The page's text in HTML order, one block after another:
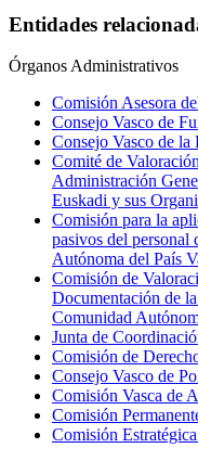
Entidades
Órganos Administrativos
Comisión Asesora
Consejo Vasco de
Consejo Vasco de la
Comité de
Administración
Euskadi y sus
Comisión para la
pasivos del personal
Autónoma del País
Comisión de
Documentación de
Comunidad
Junta de
Comisión de
Consejo Vasco de
Comisión Vasca de
Comisión
Comisión